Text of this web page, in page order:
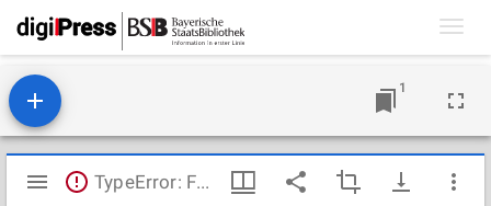
1
Mirador
TypeError: Failed to fetch